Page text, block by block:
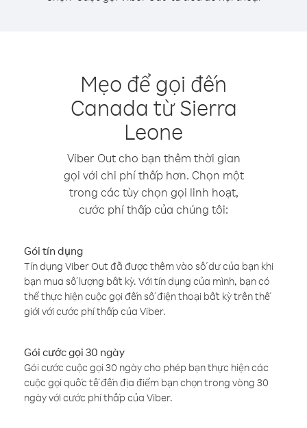
Mẹo để gọi đến
Canada từ Sierra
Leone
Viber Out cho bạn thêm thời gian
gọi với chi phí thấp hơn. Chọn một
trong các tùy chọn gọi linh hoạt,
cước phí thấp của chúng tôi:
Gói tín dụng
Tín dụng Viber Out đã được thêm vào số dư của bạn khi
bạn mua số lượng bất kỳ. Với tín dụng của mình, bạn có
thể thực hiện cuộc gọi đến số điện thoại bất kỳ trên thế
giới với cước phí thấp của Viber.
Gói cước gọi 30 ngày
Gói cước cuộc gọi 30 ngày cho phép bạn thực hiện các
cuộc gọi quốc tế đến địa điểm bạn chọn trong vòng 30
ngày với cước phí thấp của Viber.